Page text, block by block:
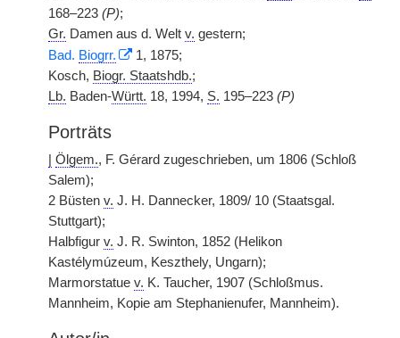
168–223 (P);
Gr. Damen aus d. Welt v. gestern;
Bad. Biogrr.
1, 1875;
Kosch, Biogr. Staatshdb.;
Lb. Baden-Württ. 18, 1994, S. 195–223 (P)
Porträts
Ölgem., F. Gérard zugeschrieben, um 1806 (Schloß
Salem);
2 Büsten v. J. H. Dannecker, 1809/ 10 (Staatsgal.
Stuttgart);
Halbfigur v. J. R. Swinton, 1852 (Helikon
Kastélymúzeum, Keszthely, Ungarn);
Marmorstatue v. K. Taucher, 1907 (Schloßmus.
Mannheim, Kopie am Stephanienufer, Mannheim).